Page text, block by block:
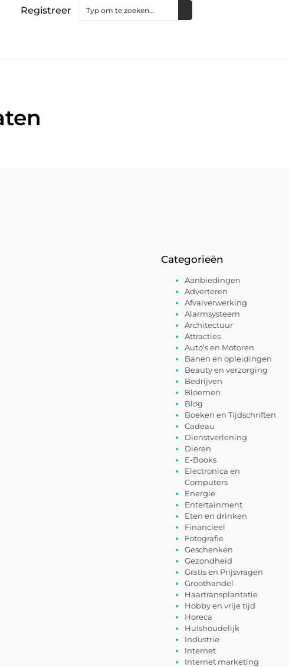
Registreer
Categorieën
Aanbiedingen
Adverteren
Afvalverwerking
Alarmsysteem
Architectuur
Attracties
Auto’s en Motoren
Banen en opleidingen
Beauty en verzorging
Bedrijven
Bloemen
Blog
Boeken en Tijdschriften
Cadeau
Dienstverlening
Dieren
E-Books
Electronica en
Computers
Energie
Entertainment
Eten en drinken
Financieel
Fotografie
Geschenken
Gezondheid
Gratis en Prijsvragen
Groothandel
Haartransplantatie
Hobby en vrije tijd
Horeca
Huishoudelijk
Industrie
Internet
Internet marketing